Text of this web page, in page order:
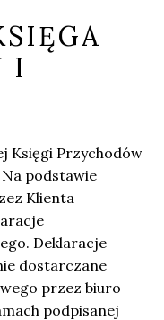
I
Księgi Przychodów
podstawie
Klienta
Deklaracje
dostarczane
przez biuro
podpisanej